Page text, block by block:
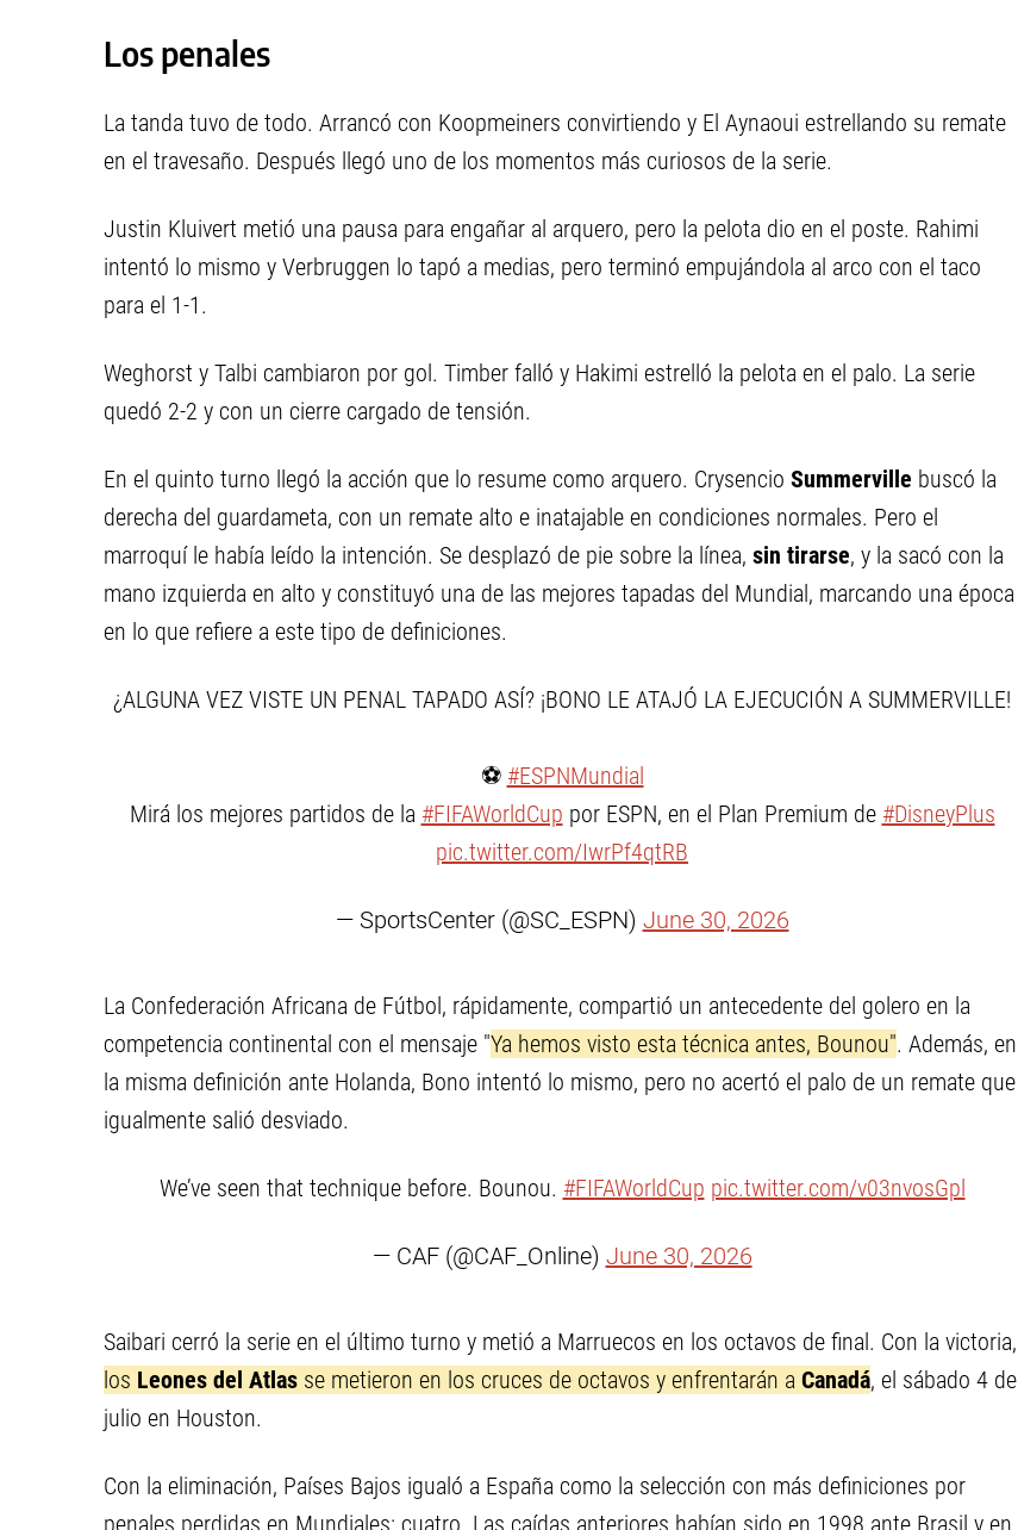
Los penales
La tanda tuvo de todo. Arrancó con Koopmeiners convirtiendo y El Aynaoui estrellando su remate
en el travesaño. Después llegó uno de los momentos más curiosos de la serie.
Justin Kluivert metió una pausa para engañar al arquero, pero la pelota dio en el poste. Rahimi
intentó lo mismo y Verbruggen lo tapó a medias, pero terminó empujándola al arco con el taco
para el 1-1.
Weghorst y Talbi cambiaron por gol. Timber falló y Hakimi estrelló la pelota en el palo. La serie
quedó 2-2 y con un cierre cargado de tensión.
En el quinto turno llegó la acción que lo resume como arquero. Crysencio Summerville buscó la
derecha del guardameta, con un remate alto e inatajable en condiciones normales. Pero el
marroquí le había leído la intención. Se desplazó de pie sobre la línea, sin tirarse, y la sacó con la
mano izquierda en alto y constituyó una de las mejores tapadas del Mundial, marcando una época
en lo que refiere a este tipo de definiciones.
¿ALGUNA VEZ VISTE UN PENAL TAPADO ASÍ? ¡BONO LE ATAJÓ LA EJECUCIÓN A SUMMERVILLE!
⚽ #ESPNMundial
Mirá los mejores partidos de la #FIFAWorldCup por ESPN, en el Plan Premium de #DisneyPlus
pic.twitter.com/IwrPf4qtRB
— SportsCenter (@SC_ESPN) June 30, 2026
La Confederación Africana de Fútbol, rápidamente, compartió un antecedente del golero en la
competencia continental con el mensaje "Ya hemos visto esta técnica antes, Bounou". Además, en
la misma definición ante Holanda, Bono intentó lo mismo, pero no acertó el palo de un remate que
igualmente salió desviado.
We’ve seen that technique before. Bounou. #FIFAWorldCup pic.twitter.com/v03nvosGpl
— CAF (@CAF_Online) June 30, 2026
Saibari cerró la serie en el último turno y metió a Marruecos en los octavos de final. Con la victoria,
los Leones del Atlas se metieron en los cruces de octavos y enfrentarán a Canadá, el sábado 4 de
julio en Houston.
Con la eliminación, Países Bajos igualó a España como la selección con más definiciones por
penales perdidas en Mundiales: cuatro. Las caídas anteriores habían sido en 1998 ante Brasil y en